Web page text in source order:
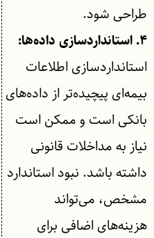
طراحی شود.
۴. استانداردسازی داده‌ها:
استانداردسازی اطلاعات
بیمه‌ای پیچیده‌تر از داده‌های
بانکی است و ممکن است
نیاز به مداخلات قانونی
داشته باشد. نبود استاندارد
مشخص، می‌تواند
هزینه‌های اضافی برای